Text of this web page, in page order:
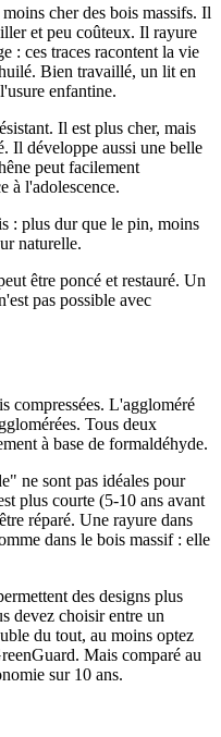
cher des bois massifs. Il
et peu coûteux. Il rayure
: ces traces racontent la vie
Bien travaillé, un lit en
enfantine.
Il est plus cher, mais
Il développe aussi une belle
peut facilement
à l'adolescence.
: plus dur que le pin, moins
naturelle.
être poncé et restauré. Un
pas possible avec
compressées. L'aggloméré
Tous deux
à base de formaldéhyde.
ne sont pas idéales pour
plus courte (5-10 ans avant
réparé. Une rayure dans
dans le bois massif : elle
des designs plus
devez choisir entre un
du tout, au moins optez
Mais comparé au
sur 10 ans.